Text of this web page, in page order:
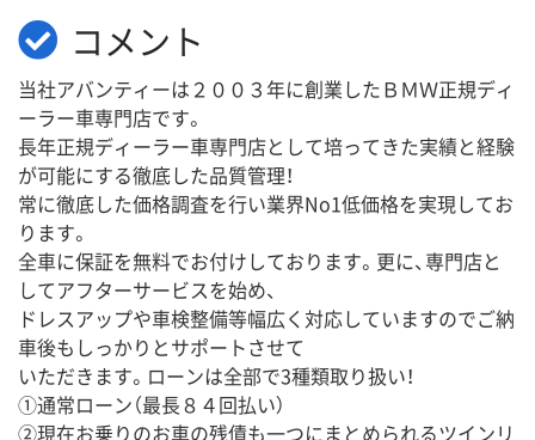
コメント
当社アバンティーは２００３年に創業したＢＭＷ正規ディ
ーラー車専門店です。
長年正規ディーラー車専門店として培ってきた実績と経験
が可能にする徹底した品質管理！
常に徹底した価格調査を行い業界No1低価格を実現してお
ります。
全車に保証を無料でお付けしております。更に、専門店と
してアフターサービスを始め、
ドレスアップや車検整備等幅広く対応していますのでご納
車後もしっかりとサポートさせて
いただきます。ローンは全部で3種類取り扱い！
①通常ローン（最長８４回払い）
②現在お乗りのお車の残債も一つにまとめられるツインリ